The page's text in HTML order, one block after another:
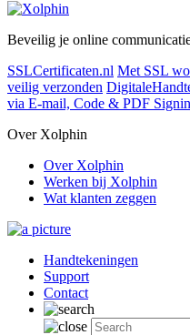
Beveilig je online
SSLCertificaten.nl Met SSL
veilig verzonden Digitale
via E-mail, Code & PDF
Over Xolphin
Over Xolphin
Werken bij Xolphin
Wat klanten zeggen
Handtekeningen
Support
Contact